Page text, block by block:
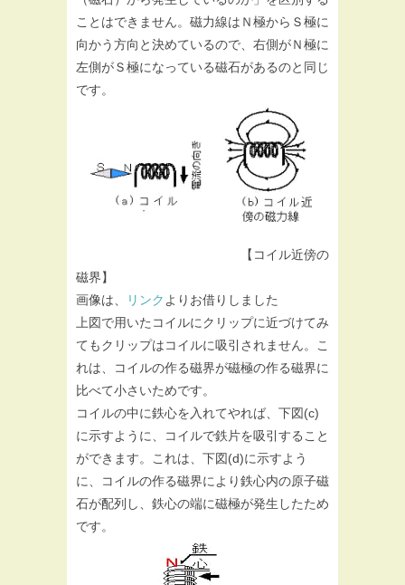
ことはできません。磁力線はＮ極からＳ極に
向かう方向と決めているので、右側がＮ極に
左側がＳ極になっている磁石があるのと同じ
です。
【コイル近傍の
磁界】
画像は、
リンクよりお借りしました
上図で用いたコイルにクリップに近づけてみ
てもクリップはコイルに吸引されません。こ
れは、コイルの作る磁界が磁極の作る磁界に
比べて小さいためです。
コイルの中に鉄心を入れてやれば、下図(c)
に示すように、コイルで鉄片を吸引すること
ができます。これは、下図(d)に示すよう
に、コイルの作る磁界により鉄心内の原子磁
石が配列し、鉄心の端に磁極が発生したため
です。